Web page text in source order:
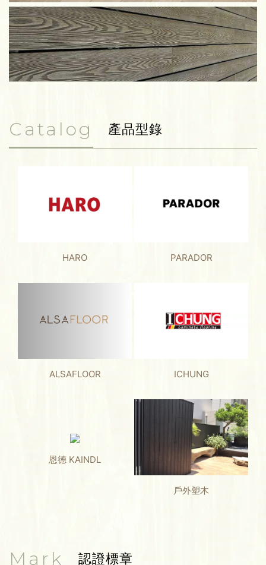
Catalog 產品型錄
HARO PARADOR
ALSAFLOOR ICHUNG
恩德 KAINDL
戶外塑木
Mark 認證標章